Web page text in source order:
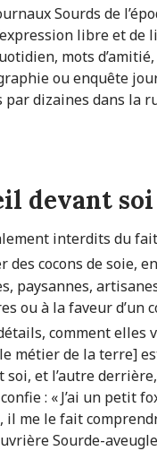
Sourds de
libre et
mots
ou enquête
dizaines dans la
devant soi
interdits du
des cocons de soie,
paysannes,
à la faveur d’un
comment elles
métier de la terre]
et l’autre derrière,
: « J’ai un petit
me le fait
Sourde-